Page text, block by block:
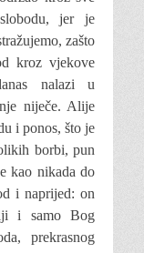
jer je
zašto
kroz vjekove
nalazi u
niječe. Alije
i ponos, što je
borbi, pun
kao nikada do
i naprijed: on
i samo Bog
prekrasnog